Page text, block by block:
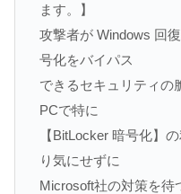
ます。】
攻撃者が Windows 回
号化をバイパス
できるセキュリティの
PCで特に
【BitLocker 暗号化】
り気にせずに
Microsoft社の対策を待